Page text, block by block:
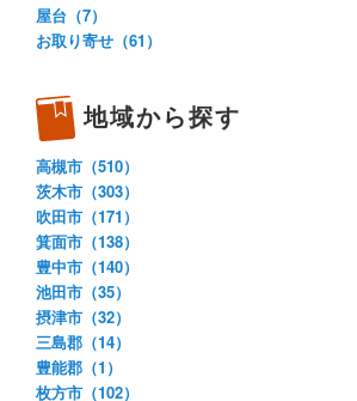
屋台（7）
お取り寄せ（61）
地域から探す
高槻市（510）
茨木市（303）
吹田市（171）
箕面市（138）
豊中市（140）
池田市（35）
摂津市（32）
三島郡（14）
豊能郡（1）
枚方市（102）